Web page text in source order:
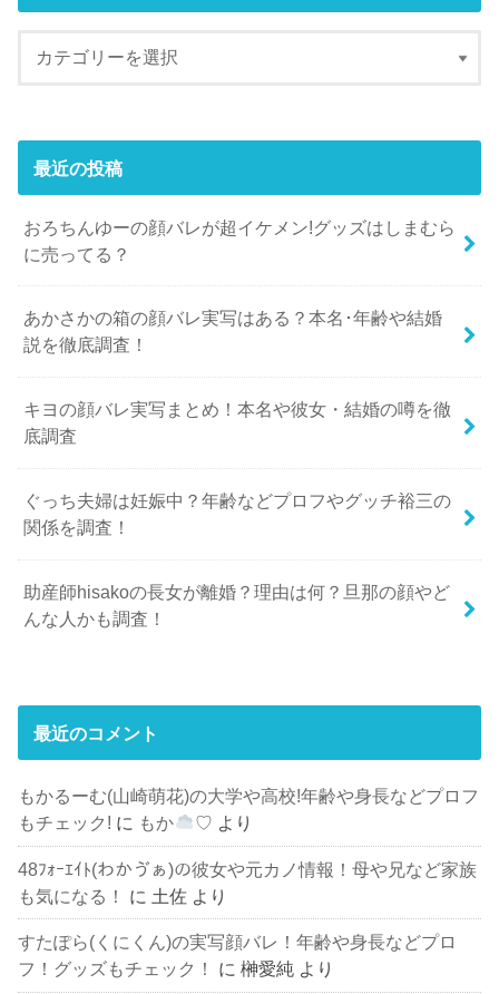
最近の投稿
おろちんゆーの顔バレが超イケメン!グッズはしまむら
に売ってる？
あかさかの箱の顔バレ実写はある？本名･年齢や結婚
説を徹底調査！
キヨの顔バレ実写まとめ！本名や彼女・結婚の噂を徹
底調査
ぐっち夫婦は妊娠中？年齢などプロフやグッチ裕三の
関係を調査！
助産師hisakoの長女が離婚？理由は何？旦那の顔やど
んな人かも調査！
最近のコメント
もかるーむ(山崎萌花)の大学や高校!年齢や身長などプロフ
もチェック! に もか ♡ より
48ﾌｫｰｴｲﾄ(わかゔぁ)の彼女や元カノ情報！母や兄など家族
も気になる！
に 土佐 より
すたぽら(くにくん)の実写顔バレ！年齢や身長などプロ
フ！グッズもチェック！
に榊愛純 より